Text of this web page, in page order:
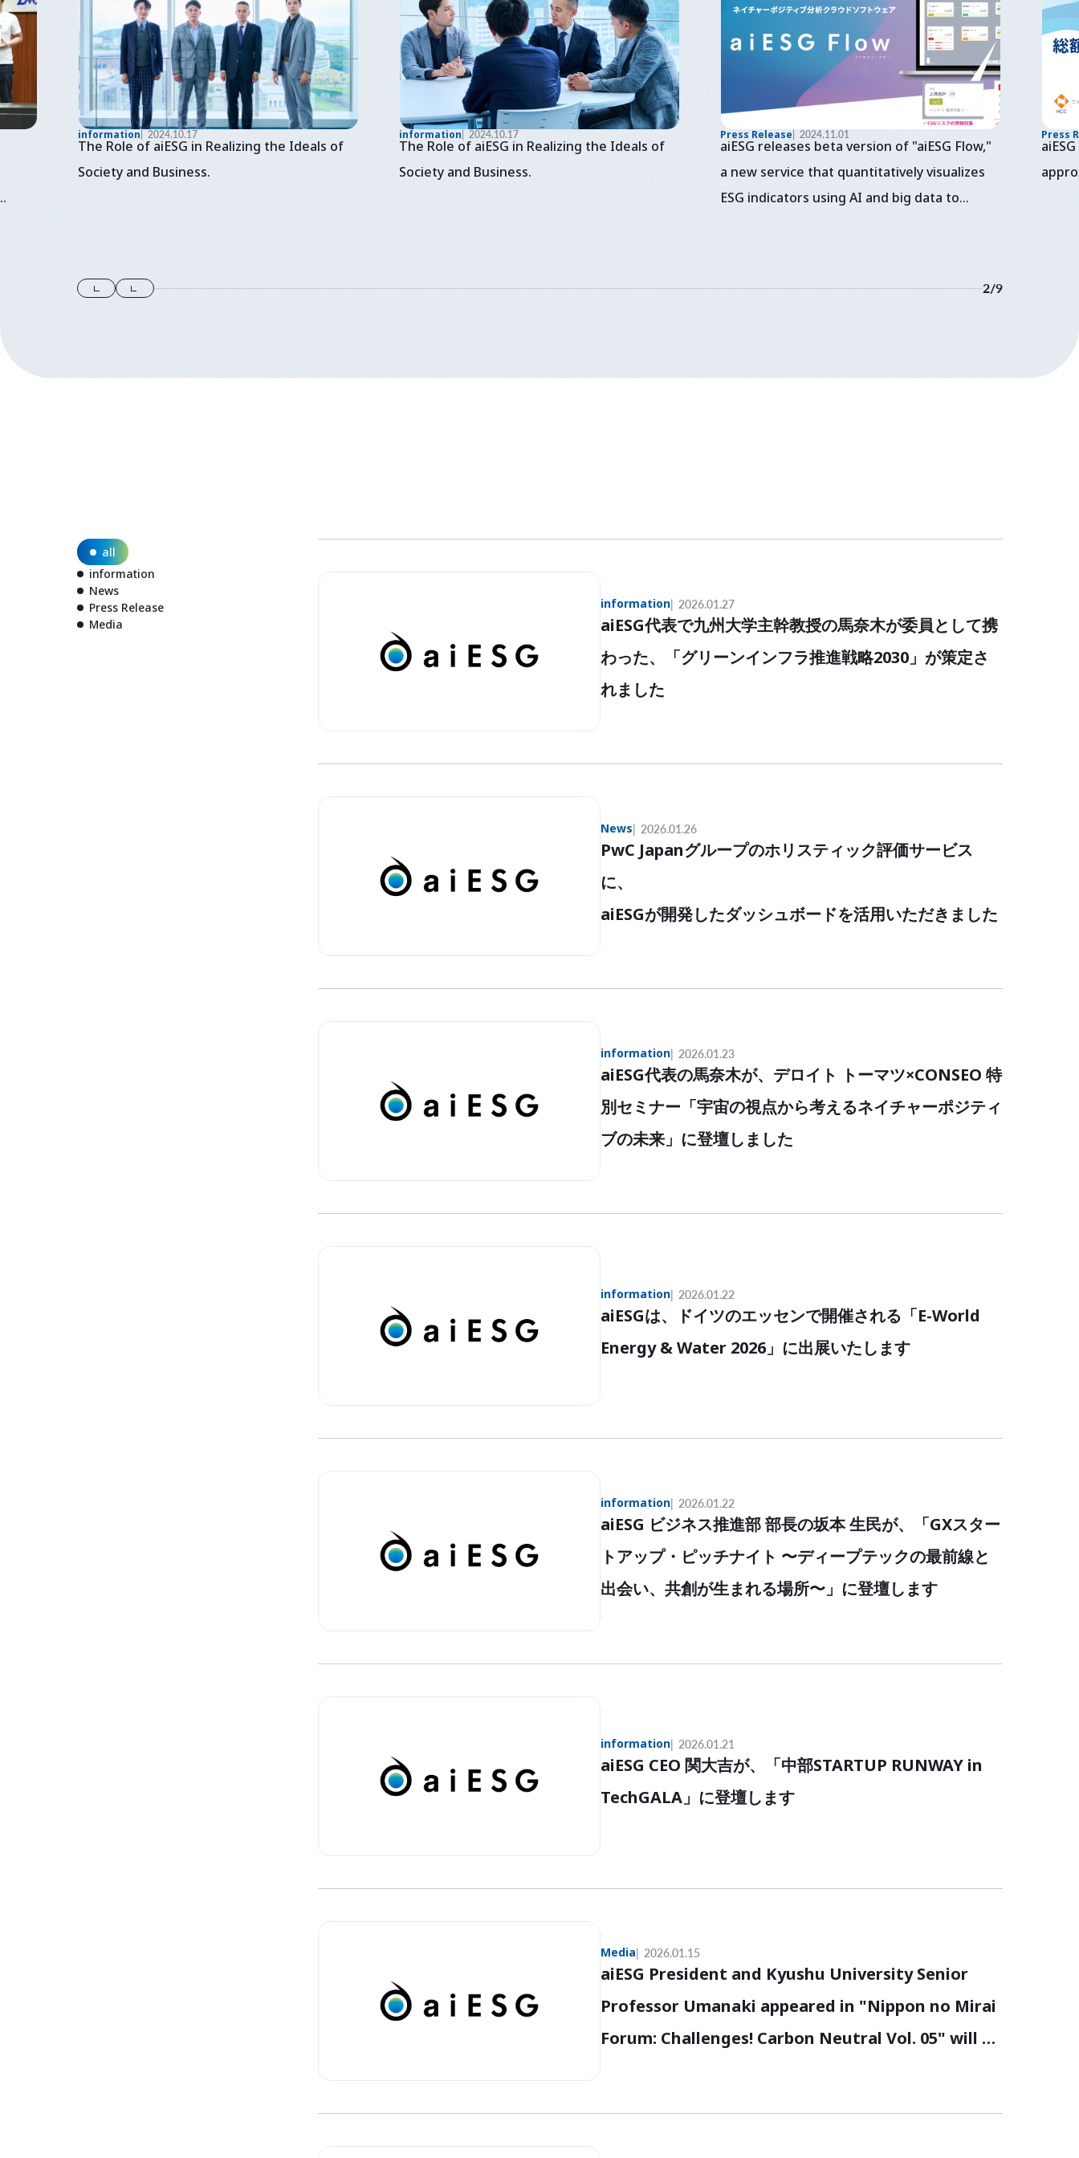
information 2024.10.17
The Role of aiESG in Realizing the Ideals of
Society and Business.
information 2024.10.17
The Role of aiESG in Realizing the Ideals of
Society and Business.
Press Release 2024.11.01
aiESG releases beta version of "aiESG Flow,"
a new service that quantitatively visualizes
ESG indicators using AI and big data to
Press
2/9
all
information
News
Press Release
Media
information 2026.01.27
aiESG代表で九州大学主幹教授の馬奈木が委員として携
わった、「グリーンインフラ推進戦略2030」が策定さ
れました
News 2026.01.26
PwC Japanグループのホリスティック評価サービス
に、
aiESGが開発したダッシュボードを活用いただきました
information 2026.01.23
aiESG代表の馬奈木が、デロイト トーマツ×CONSEO 特
別セミナー「宇宙の視点から考えるネイチャーポジティ
ブの未来」に登壇しました
information 2026.01.22
aiESGは、ドイツのエッセンで開催される「E-World
Energy & Water 2026」に出展いたします
information 2026.01.22
aiESG ビジネス推進部 部長の坂本 生民が、「GXスター
トアップ・ピッチナイト 〜ディープテックの最前線と
出会い、共創が生まれる場所〜」に登壇します
information 2026.01.21
aiESG CEO 関大吉が、「中部STARTUP RUNWAY in
TechGALA」に登壇します
Media 2026.01.15
aiESG President and Kyushu University Senior
Professor Umanaki appeared in "Nippon no Mirai
Forum: Challenges! Carbon Neutral Vol. 05" will be
broadcast on NHK E-television's "TV Symposium".